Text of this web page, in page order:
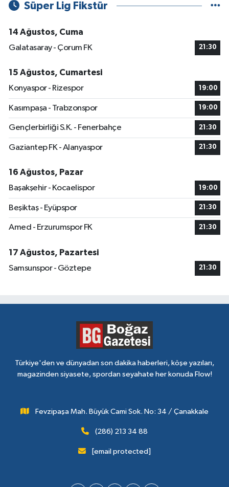
Süper Lig Fikstür
14 Ağustos, Cuma
Galatasaray - Çorum FK
21:30
15 Ağustos, Cumartesi
Konyaspor - Rizespor
19:00
Kasımpaşa - Trabzonspor 19:00
Gençlerbirliği S.K. - Fenerbahçe 21:30
Gaziantep FK - Alanyaspor 21:30
16 Ağustos, Pazar
Başakşehir - Kocaelispor
19:00
Beşiktaş - Eyüpspor 21:30
Amed - Erzurumspor FK 21:30
17 Ağustos, Pazartesi
Samsunspor - Göztepe
21:30
Türkiye'den ve dünyadan son dakika haberleri, köşe yazıları,
magazinden siyasete, spordan seyahate her konuda Flow!
Fevzipaşa Mah. Büyük Cami Sok. No: 34 / Çanakkale
(286) 213 34 88
[email protected]